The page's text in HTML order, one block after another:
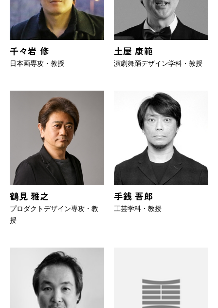
千々岩 修
日本画専攻・教授
土屋 康範
演劇舞踊デザイン学科・教授
鶴見 雅之
プロダクトデザイン専攻・教
授
手銭 吾郎
工芸学科・教授